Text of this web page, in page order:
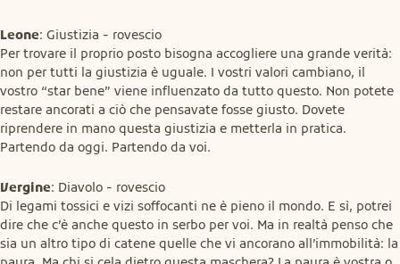
Leone: Giustizia - rovescio
Per trovare il proprio posto bisogna accogliere una grande verità:
non per tutti la giustizia è uguale. I vostri valori cambiano, il
vostro “star bene” viene influenzato da tutto questo. Non potete
restare ancorati a ciò che pensavate fosse giusto. Dovete
riprendere in mano questa giustizia e metterla in pratica.
Partendo da oggi. Partendo da voi.
Vergine: Diavolo - rovescio
Di legami tossici e vizi soffocanti ne è pieno il mondo. E sì, potrei
dire che c’è anche questo in serbo per voi. Ma in realtà penso che
sia un altro tipo di catene quelle che vi ancorano all’immobilità: la